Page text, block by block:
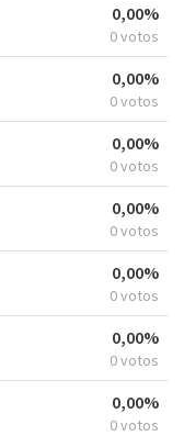
0,00%
0 votos
0,00%
0 votos
0,00%
0 votos
0,00%
0 votos
0,00%
0 votos
0,00%
0 votos
0,00%
0 votos